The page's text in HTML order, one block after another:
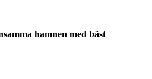
hamnen med bäst